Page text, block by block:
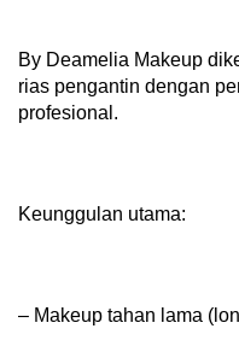
By Deamelia Makeup
rias pengantin dengan
profesional.
Keunggulan utama:
– Makeup tahan lama